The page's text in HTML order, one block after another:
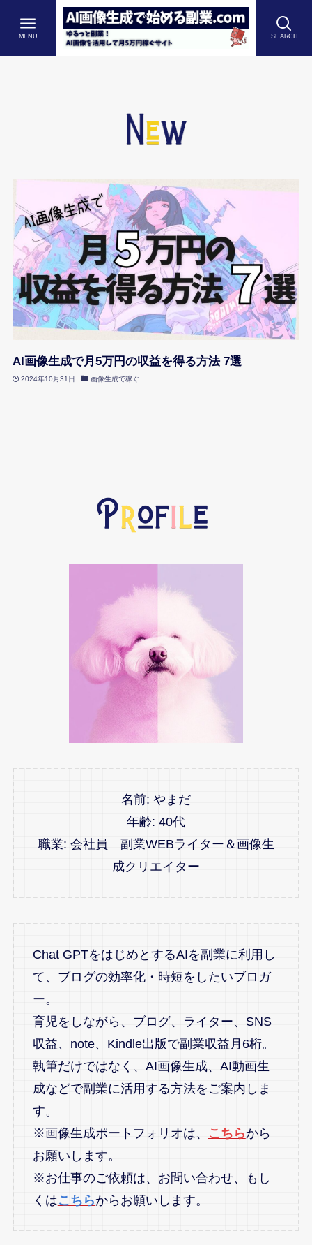
SEARCH
MENU
AI画像生成で月5万円の収益を得る方法 7選
2024年10月31日 画像生成で稼ぐ
名前: やまだ
年齢: 40代
職業: 会社員 副業WEBライター＆画像生
成クリエイター
Chat GPTをはじめとするAIを副業に利用し
て、ブログの効率化・時短をしたいブロガ
ー。
育児をしながら、ブログ、ライター、SNS
収益、note、Kindle出版で副業収益月6桁。
執筆だけではなく、AI画像生成、AI動画生
成などで副業に活用する方法をご案内しま
す。
※画像生成ポートフォリオは、
こちらから
お願いします。
※お仕事のご依頼は、お問い合わせ、もし
くはこちらからお願いします。